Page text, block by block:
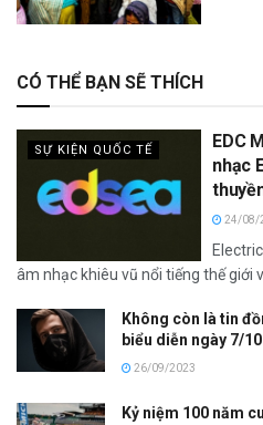
CÓ THỂ BẠN SẼ THÍCH
SỰ KIỆN QUỐC TẾ
EDC
nhạc
24/08/
âm nhạc khiêu vũ nổi tiếng thế giới
Không còn là tin
biểu diễn ngày 7/10
26/09/2023
Kỷ niệm 100 năm